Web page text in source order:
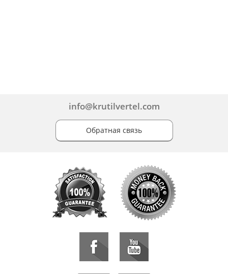
info@krutilvertel.com
Обратная связь